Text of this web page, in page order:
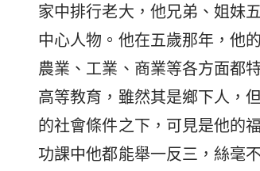
家中排行老大，他兄弟、姐妹
中心人物。他在五歲那年，他
農業、工業、商業等各方面都
高等教育，雖然其是鄉下人，
的社會條件之下，可見是他的
功課中他都能舉一反三，絲毫